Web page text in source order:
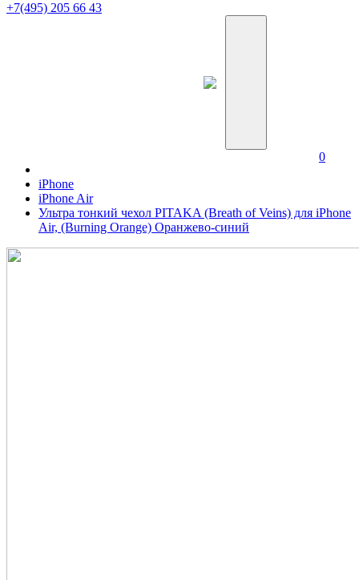
+7(495) 205 66 43
0
iPhone
iPhone Air
Ультра тонкий чехол PITAKA (Breath of Veins) для iPhone
Air, (Burning Orange) Оранжево-синий